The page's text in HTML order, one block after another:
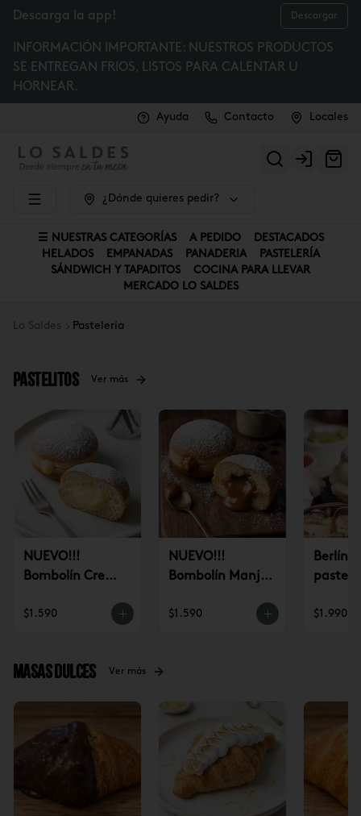
Descarga la app! Descargar
INFORMACIÓN IMPORTANTE: NUESTROS PRODUCTOS
SE ENTREGAN FRIOS, LISTOS PARA CALENTAR U
HORNEAR.
Ayuda Contacto Locales
Login
¿Dónde quieres pedir?
☰ NUESTRAS CATEGORÍAS A PEDIDO
DESTACADOS
HELADOS
EMPANADAS PANADERIA
PASTELERÍA
SÁNDWICH Y TAPADITOS
COCINA PARA LLEVAR
MERCADO LO SALDES
Lo Saldes Pastelería
Pastelitos Ver más
NUEVO!!!
Bombolín Crema
$1.590
NUEVO!!!
Bombolín Manjar
$1.590
Berlín
$1.990
Masas dulces Ver más